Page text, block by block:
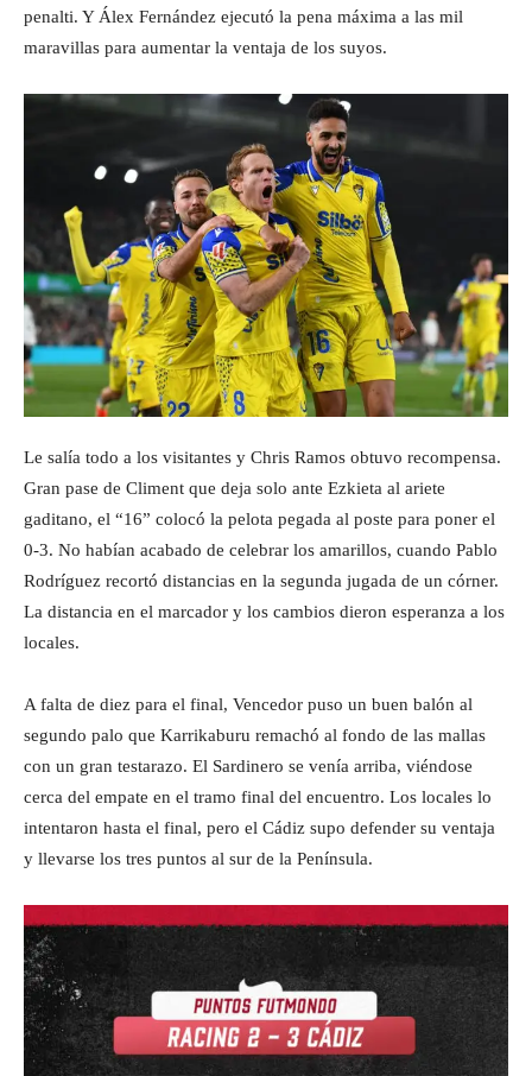
penalti. Y Álex Fernández ejecutó la pena máxima a las mil
maravillas para aumentar la ventaja de los suyos.
Le salía todo a los visitantes y Chris Ramos obtuvo recompensa.
Gran pase de Climent que deja solo ante Ezkieta al ariete
gaditano, el “16” colocó la pelota pegada al poste para poner el
0-3. No habían acabado de celebrar los amarillos, cuando Pablo
Rodríguez recortó distancias en la segunda jugada de un córner.
La distancia en el marcador y los cambios dieron esperanza a los
locales.
A falta de diez para el final, Vencedor puso un buen balón al
segundo palo que Karrikaburu remachó al fondo de las mallas
con un gran testarazo. El Sardinero se venía arriba, viéndose
cerca del empate en el tramo final del encuentro. Los locales lo
intentaron hasta el final, pero el Cádiz supo defender su ventaja
y llevarse los tres puntos al sur de la Península.